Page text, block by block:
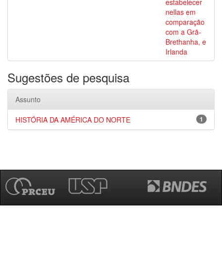
estabelecer
nellas em
comparação
com a Grã-
Brethanha, e
Irlanda
Sugestões de pesquisa
Assunto
1
HISTÓRIA DA AMÉRICA DO NORTE